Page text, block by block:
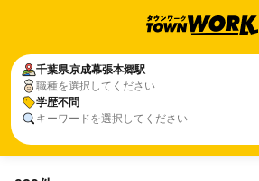
千葉県京成幕張本郷駅
職種を選択してください
学歴不問
キーワードを選択してください
千葉県京成幕張本郷駅
学歴不問